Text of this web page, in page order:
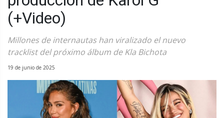
(+Video)
Millones de internautas han viralizado el nuevo
tracklist del próximo álbum de Kla Bichota
19 de junio de 2025